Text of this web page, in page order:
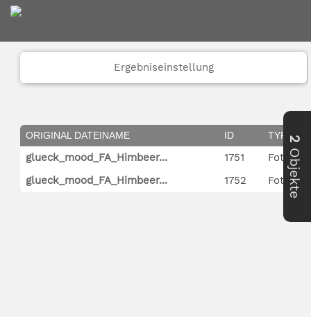
Ergebniseinstellung
ORIGINAL DATEINAME ID TYP
glueck_mood_FA_Himbeer... 1751
Foto
glueck_mood_FA_Himbeer...
1752 Foto
2
Objekte